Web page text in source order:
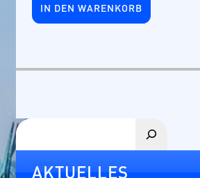
IN DEN WARENKORB
Suchen
AKTUELLES